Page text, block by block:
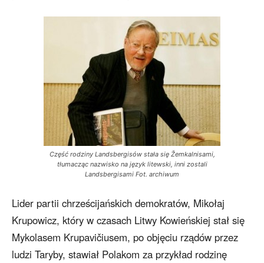
Część rodziny Landsbergisów stała się Žemkalnisami,
tłumacząc nazwisko na język litewski, inni zostali
Landsbergisami Fot. archiwum
Lider partii chrześcijańskich demokratów, Mikołaj
Krupowicz, który w czasach Litwy Kowieńskiej stał się
Mykolasem Krupavičiusem, po objęciu rządów przez
ludzi Taryby, stawiał Polakom za przykład rodzinę